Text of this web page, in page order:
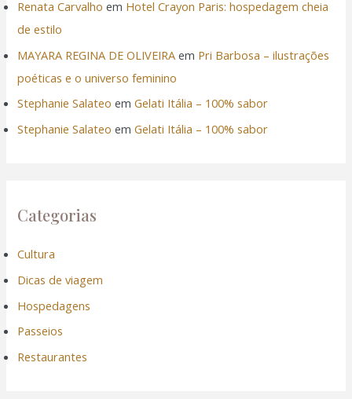
Renata Carvalho em Hotel Crayon Paris: hospedagem cheia
de estilo
MAYARA REGINA DE OLIVEIRA em Pri Barbosa – ilustrações
poéticas e o universo feminino
Stephanie Salateo emGelati Itália – 100% sabor
Stephanie Salateo emGelati Itália – 100% sabor
Categorias
Cultura
Dicas de viagem
Hospedagens
Passeios
Restaurantes